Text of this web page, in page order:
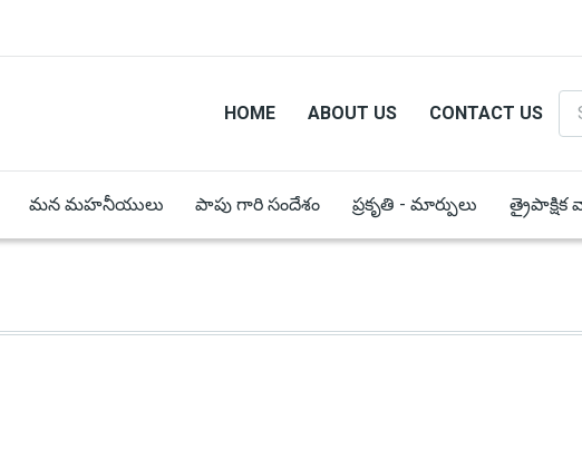
HOME ABOUT US CONTACT US
మన మహనీయులు పాపు గారి సందేశం ప్రకృతి - మార్పులు త్రైపాక్షిక